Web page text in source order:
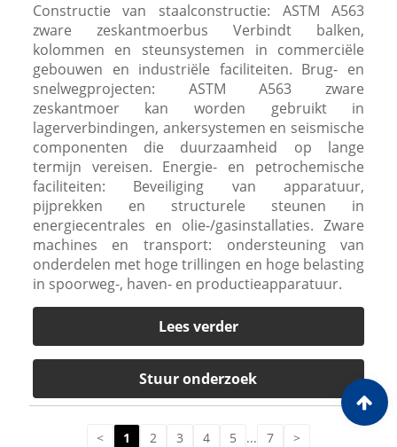
Constructie van staalconstructie: ASTM A563
zware zeskantmoerbus Verbindt balken,
kolommen en steunsystemen in commerciële
gebouwen en industriële faciliteiten. Brug- en
snelwegprojecten: ASTM A563 zware
zeskantmoer kan worden gebruikt in
lagerverbindingen, ankersystemen en seismische
componenten die duurzaamheid op lange
termijn vereisen. Energie- en petrochemische
faciliteiten: Beveiliging van apparatuur,
pijprekken en structurele steunen in
energiecentrales en olie-/gasinstallaties. Zware
machines en transport: ondersteuning van
onderdelen met hoge trillingen en hoge belasting
in spoorweg-, haven- en productieapparatuur.
Lees verder
Stuur onderzoek
< 1 2 3 4 5 ... 7 >